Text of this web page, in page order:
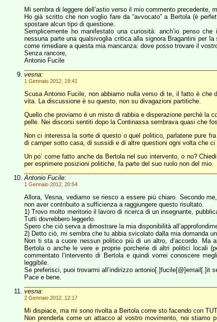
Mi sembra di leggere dell’astio verso il mio commento precedente,
Ho già scritto che non voglio fare da “avvocato” a Bertola (è
spostare alcun tipo di questione.
Semplicemente ho manifestato una curiosità: anch’io penso
nessuna parte una qualsivoglia critica alla signora Bragantini per
come rimediare a questa mia mancanza: dove posso trovare il
Senza rancore,
Antonio Fucile
vesna:
1 Gennaio 2012, 19:41
Scusa Antonio Fucile, non abbiamo nulla verso di te, il fatto è che
vita. La discussione è su questo, non su divagazioni partitiche.
Quello che proviamo è un misto di rabbia e disperazione perchè la
pelle. Nei discorsi sentiti dopo la Continassa sembrava quasi che
Non ci interessa la sorte di questo o quel politico, parlatene pure
di camper sotto casa, di sussidi e di altre questioni ogni volta che
Un po’ come fatto anche da Bertola nel suo intervento, o no?
per esprimere posizioni politiche, fa parte del suo ruolo non del mio.
Antonio Fucile:
1 Gennaio 2012, 20:54
Allora, Vesna, vediamo se riesco a essere più chiaro. Secondo
non aver contribuito a sufficienza a raggiungere questo risultato.
1) Trovo molto meritorio il lavoro di ricerca di un insegnante,
Tutti dovrebbero leggerlo.
Spero che ciò serva a dimostrare la mia disponibilità
2) Detto ciò, mi sembra che tu abbia svicolato dalla mia domanda
Non ti sta a cuore nessun politico più di un altro, d’accordo. Ma
Bertola o anche le vere e proprie porcherie di altri politici locali
commentato l’intervento di Bertola e quindi vorrei conoscere
leggibile.
Se preferisci, puoi trovarmi all’indirizzo antonio[.]fucile[@]email[.]it
Pace e bene.
vesna:
2 Gennaio 2012, 12:17
Mi dispiace, ma mi sono rivolta a Bertola come sto facendo con
Non prenderla come un attacco al vostro movimento, noi stiamo